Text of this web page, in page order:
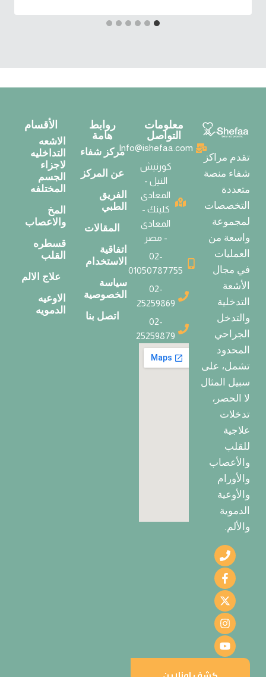
تقدم مراكز
شفاء منصة
متعددة
التخصصات
لمجموعة
واسعة من
العمليات
في مجال
الأشعة
التدخلية
والتدخل
الجراحي
المحدود
تشمل، على
سبيل المثال
لا الحصر،
تدخلات
علاجية
للقلب
والأعصاب
والأورام
والأوعية
الدموية
والألم.
روابط
هامة
مركز شفاء
عن المركز
الفريق
الطبي
المقالات
اتفاقية
الاستخدام
سياسة
الخصوصية
اتصل بنا
الأقسام
الاشعه
التداخليه
لاجزاء
الجسم
المختلفه
المخ
والاعصاب
قسطره
القلب
علاج الالم
الاوعيه
الدمويه
معلومات
التواصل
Info@ishefaa.com
كورنيش
النيل -
المعادى
كلينك -
المعادى
- مصر
02-
01050787755
02-
25259869
02-
25259879